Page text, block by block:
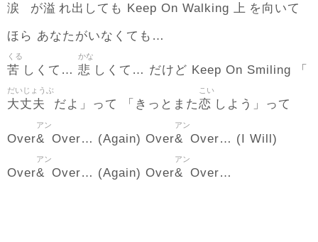
涙 が溢 れ出 しても Keep On Walking 上 を向 いて
ほら あなたがいなくても…
苦
くる
しくて… 悲
かな
しくて… だけど Keep On Smiling 「
大丈夫
だいじょうぶ
だよ」って 「きっとまた恋
こい
しよう」って
Over&
アン
Over… (Again) Over&
アン
Over… (I Will)
Over&
アン
Over… (Again) Over&
アン
Over…